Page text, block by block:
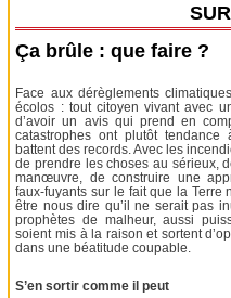
publications
Ça brûle : que faire ?
Face aux dérèglements
écolos : tout citoyen vivant avec
d’avoir un avis qui prend en
catastrophes ont plutôt
battent des records. Avec les
de prendre les choses au sérieux,
manœuvre, de construire une
faux-fuyants sur le fait que la Terre
être nous dire qu’il ne serait pas
prophètes de malheur, aussi
soient mis à la raison et sortent
dans une béatitude coupable.
S’en sortir comme il peut